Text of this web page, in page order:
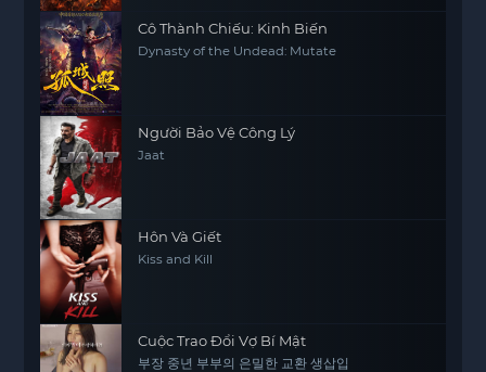
Cô Thành Chiếu: Kinh Biến
Dynasty of the Undead: Mutate
Người Bảo Vệ Công Lý
Jaat
Hôn Và Giết
Kiss and Kill
Cuộc Trao Đổi Vợ Bí Mật
부장 중년 부부의 은밀한 교환 생삽입